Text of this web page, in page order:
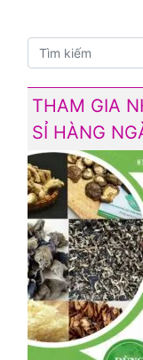
THAM GIA
SỈ HÀNG